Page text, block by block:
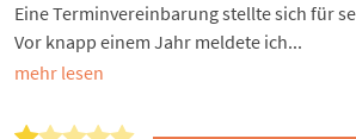
Eine Terminvereinbarung stellte sich für
Vor knapp einem Jahr meldete ich...
mehr lesen